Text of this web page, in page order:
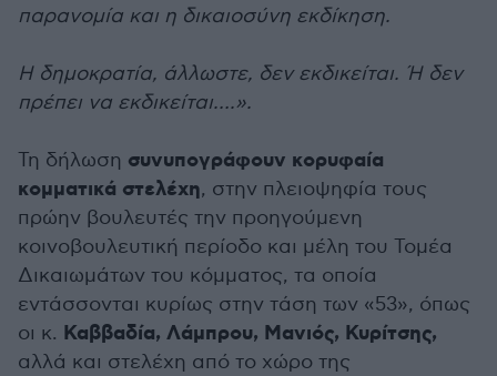
παρανομία και η δικαιοσύνη εκδίκηση.
Η δημοκρατία, άλλωστε, δεν εκδικείται. Ή δεν
πρέπει να εκδικείται….».
Τη δήλωση συνυπογράφουν κορυφαία
κομματικά στελέχη, στην πλειοψηφία τους
πρώην βουλευτές την προηγούμενη
κοινοβουλευτική περίοδο και μέλη του Τομέα
Δικαιωμάτων του κόμματος, τα οποία
εντάσσονται κυρίως στην τάση των «53», όπως
οι κ. Καββαδία, Λάμπρου, Μανιός, Κυρίτσης,
αλλά και στελέχη από το χώρο της